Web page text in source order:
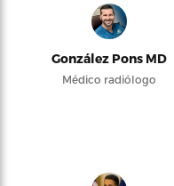
González Pons MD
Médico radiólogo